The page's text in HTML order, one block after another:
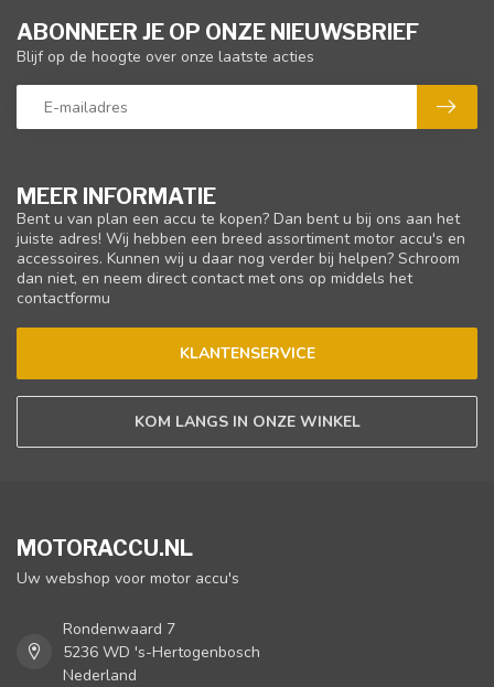
MEER INFORMATIE
Bent u van plan een accu te kopen? Dan bent u bij ons aan het
juiste adres! Wij hebben een breed assortiment motor accu's en
accessoires. Kunnen wij u daar nog verder bij helpen? Schroom
dan niet, en neem direct contact met ons op middels het
contactformu
KLANTENSERVICE
KOM LANGS IN ONZE WINKEL
ABONNEER JE OP ONZE NIEUWSBRIEF
Blijf op de hoogte over onze laatste acties
MOTORACCU.NL
Uw webshop voor motor accu's
Rondenwaard 7
5236 WD 's-Hertogenbosch
Nederland